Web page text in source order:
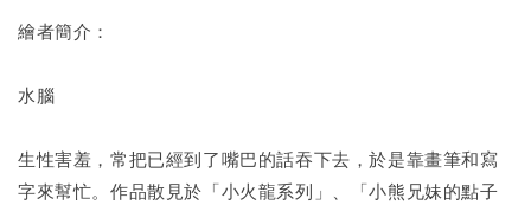
繪者簡介：
水腦
生性害羞，常把已經到了嘴巴的話吞下去，於是靠畫筆和寫
字來幫忙。作品散見於「小火龍系列」、「小熊兄妹的點子